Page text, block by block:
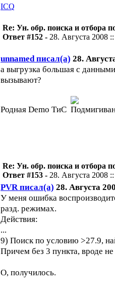
ICQ
Re: Ун. обр. поиска и отбора
Ответ #152 - 28. Августа 2008
unnamed писал(а) 28.
а выгрузка большая с
вызывают?
Родная Demo ТиС
Re: Ун. обр. поиска и отбора
Ответ #153 - 28. Августа 2008
PVR писал(а) 28. Августа
У меня ошибка
разд. режимах.
Действия:
...
9) Поиск по условию >27.9,
Причем без 3 пункта, вроде не
О, получилось.